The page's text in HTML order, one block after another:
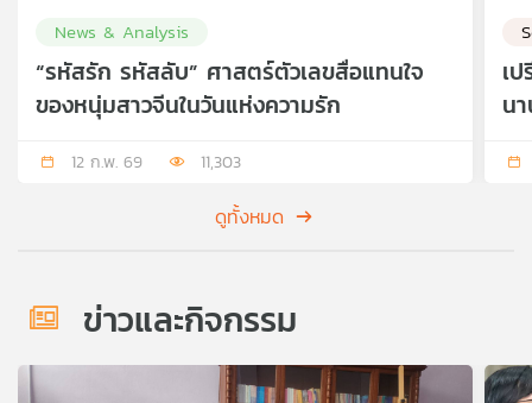
News & Analysis
“รหัสรัก รหัสลับ” ศาสตร์ตัวเลขสื่อแทนใจ
ของหนุ่มสาวจีนในวันแห่งความรัก
12 ก.พ. 69 11,303
เ
น
ดูทั้งหมด
ข่าวและกิจกรรม